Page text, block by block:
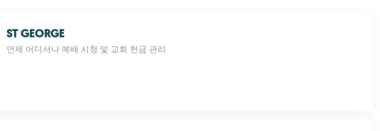
ST GEORGE
언제 어디서나 예배 시청 및 교회 헌금 관리